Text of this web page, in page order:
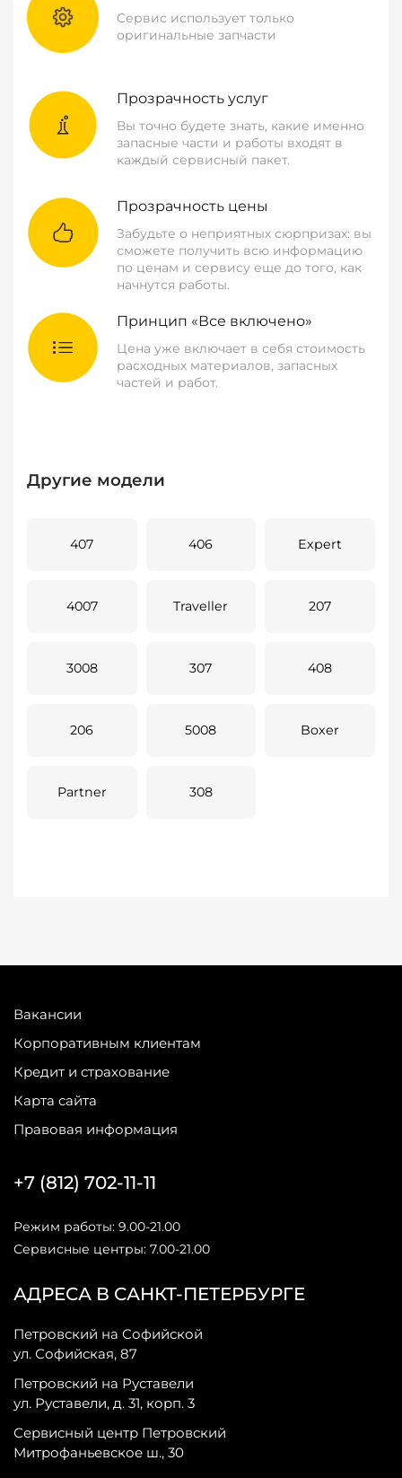
Сервис использует только
оригинальные запчасти
Прозрачность услуг
Вы точно будете знать, какие именно
запасные части и работы входят в
каждый сервисный пакет.
Прозрачность цены
Забудьте о неприятных сюрпризах: вы
сможете получить всю информацию
по ценам и сервису еще до того, как
начнутся работы.
Принцип «Все включено»
Цена уже включает в себя стоимость
расходных материалов, запасных
частей и работ.
Другие модели
407 406 Expert
4007 Traveller 207
3008 307 408
206 5008 Boxer
Partner 308
Вакансии
Корпоративным клиентам
Кредит и страхование
Карта сайта
Правовая информация
АДРЕСА В САНКТ-ПЕТЕРБУРГЕ
Петровский на Софийской
ул. Софийская, 87
Петровский на Руставели
ул. Руставели, д. 31, корп. 3
Сервисный центр Петровский
Митрофаньевское ш., 30
+7 (812) 702-11-11
Режим работы: 9.00-21.00
Сервисные центры: 7.00-21.00